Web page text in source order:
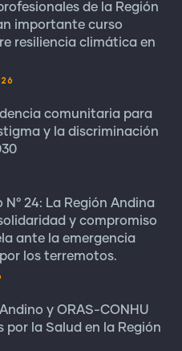
de la Región
importante curso
resiliencia climática en
comunitaria para
y la discriminación
24: La Región Andina
y compromiso
ante la emergencia
los terremotos.
y ORAS-CONHU
por la Salud en la Región